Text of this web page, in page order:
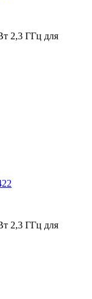
2,3 ГГц для
2,3 ГГц для